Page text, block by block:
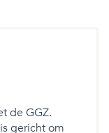
de GGZ.
gericht om